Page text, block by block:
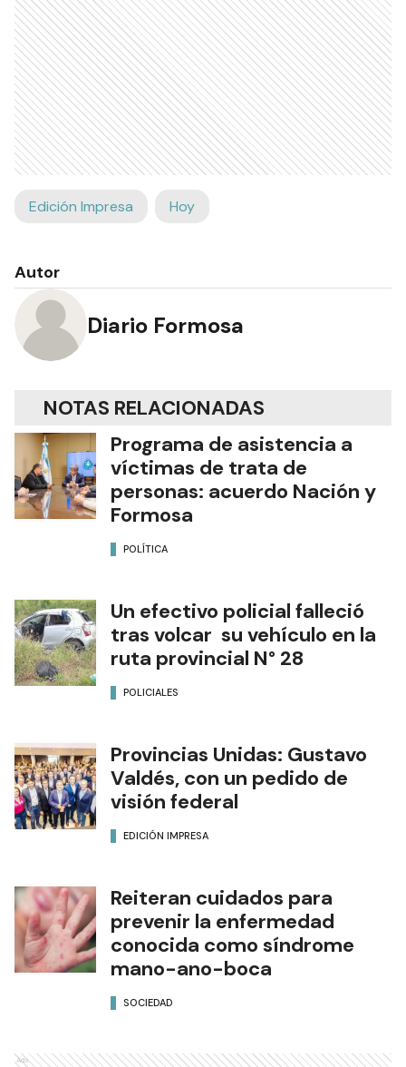
Edición Impresa Hoy
Autor
Diario Formosa
NOTAS RELACIONADAS
Programa de asistencia a
víctimas de trata de
personas: acuerdo Nación y
Formosa
POLÍTICA
Un efectivo policial falleció
tras volcar su vehículo en la
ruta provincial N° 28
POLICIALES
Provincias Unidas: Gustavo
Valdés, con un pedido de
visión federal
EDICIÓN IMPRESA
Reiteran cuidados para
prevenir la enfermedad
conocida como síndrome
mano-ano-boca
SOCIEDAD
Ads